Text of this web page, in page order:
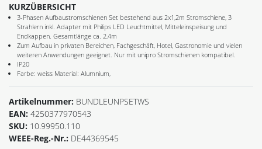
KURZÜBERSICHT
3-Phasen Aufbaustromschienen Set bestehend aus 2x1,2m Stromschiene, 3
Strahlern inkl. Adapter mit Philips LED Leuchtmittel, Mitteleinspeisung und
Endkappen. Gesamtlänge ca. 2,4m
Zum Aufbau in privaten Bereichen, Fachgeschäft, Hotel, Gastronomie und vielen
weiteren Anwendungen geeignet. Nur mit unipro Stromschienen kompatibel.
IP20
Farbe: weiss Material: Alumnium,
Artikelnummer: BUNDLEUNPSETWS
EAN: 4250377970543
SKU: 10.99950.110
WEEE-Reg.-Nr.: DE44369545